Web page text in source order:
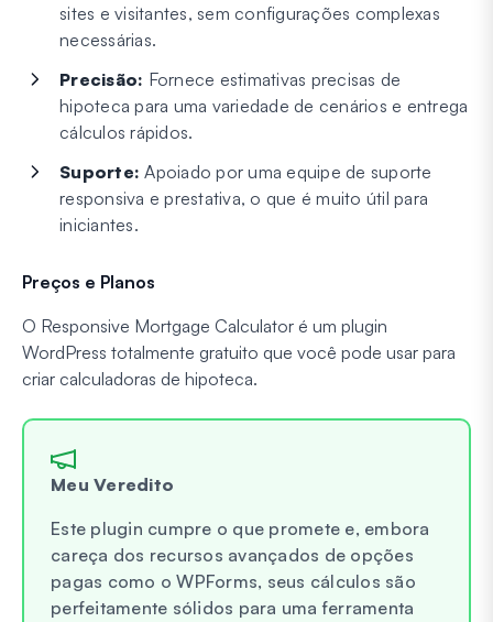
sites e visitantes, sem configurações complexas
necessárias.
Precisão: Fornece estimativas precisas de
hipoteca para uma variedade de cenários e entrega
cálculos rápidos.
Suporte: Apoiado por uma equipe de suporte
responsiva e prestativa, o que é muito útil para
iniciantes.
Preços e Planos
O Responsive Mortgage Calculator é um plugin
WordPress totalmente gratuito que você pode usar para
criar calculadoras de hipoteca.
Meu Veredito
Este plugin cumpre o que promete e, embora
careça dos recursos avançados de opções
pagas como o WPForms, seus cálculos são
perfeitamente sólidos para uma ferramenta